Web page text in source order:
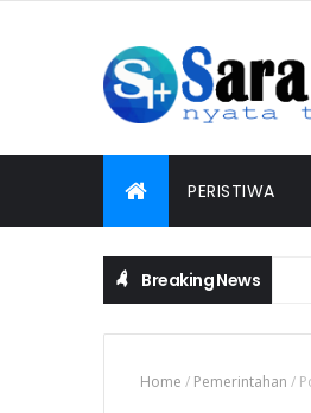
PERISTIWA
Breaking News
Home / Pemerintahan /